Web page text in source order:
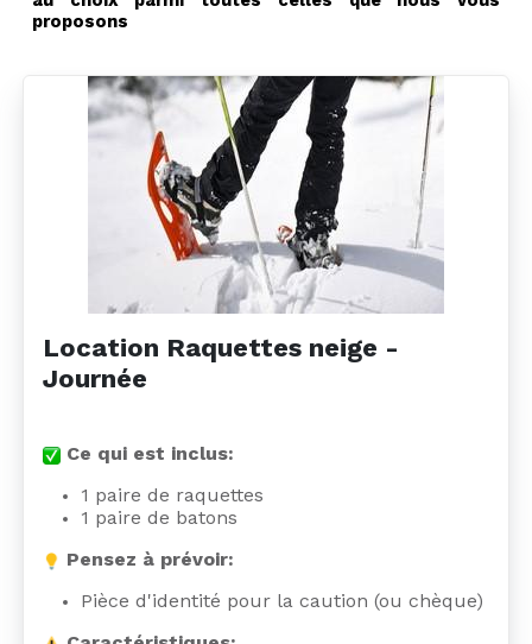
proposons
Location Raquettes neige -
Journée
Ce qui est inclus:
1 paire de raquettes
1 paire de batons
Pensez à prévoir:
Pièce d'identité pour la caution (ou chèque)